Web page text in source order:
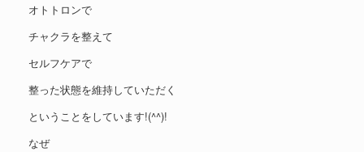
オトトロンで
チャクラを整えて
セルフケアで
整った状態を維持していただく
ということをしています!(^^)!
なぜ